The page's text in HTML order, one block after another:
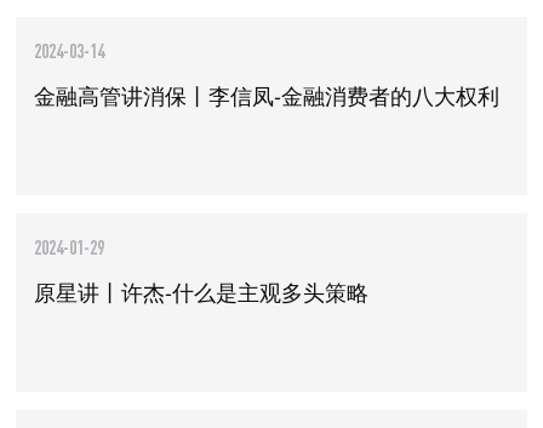
2024-03-14
金融高管讲消保丨李信凤-金融消费者的八大权利
2024-01-29
原星讲丨许杰-什么是主观多头策略